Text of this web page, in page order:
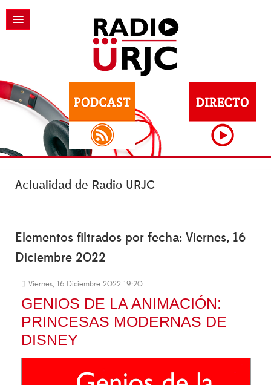
Actualidad de Radio URJC
Elementos filtrados por fecha: Viernes, 16
Diciembre 2022
Viernes, 16 Diciembre 2022 19:20
GENIOS DE LA ANIMACIÓN:
PRINCESAS MODERNAS DE
DISNEY